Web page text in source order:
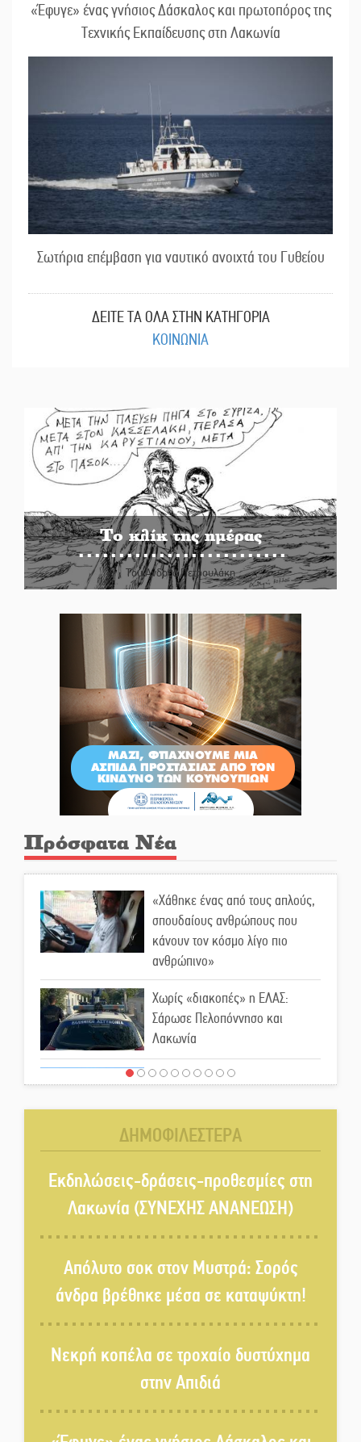
«Έφυγε» ένας γνήσιος Δάσκαλος και πρωτοπόρος της
Τεχνικής Εκπαίδευσης στη Λακωνία
Σωτήρια επέμβαση για ναυτικό ανοιχτά του Γυθείου
ΔΕΙΤΕ ΤΑ ΟΛΑ ΣΤΗΝ ΚΑΤΗΓΟΡΙΑ
ΚΟΙΝΩΝΙΑ
Το κλίκ της ημέρας
Του Ανδρέα Πετρουλάκη
Πρόσφατα Νέα
«Χάθηκε ένας από τους απλούς,
σπουδαίους ανθρώπους που
κάνουν τον κόσμο λίγο πιο
ανθρώπινο»
Χωρίς «διακοπές» η ΕΛΑΣ:
Σάρωσε Πελοπόννησο και
Λακωνία
«Έφυγε» ένας γνήσιος Δάσκαλος
«Κλειστά» ανοιχτά προαύλια
στον Δ. Σπάρτης;
Δεκαπενταύγουστος στην
Πετρίνα: Αντάμωμα με μουσική,
χορό και παράδοση
Ταϊβάν: Στη βάση τους τα
παγκόσμια Σπαρτιατόπουλα
ΔΗΜΟΦΙΛΕΣΤΕΡΑ
Εκδηλώσεις-δράσεις-προθεσμίες στη
Λακωνία (ΣΥΝΕΧΗΣ ΑΝΑΝΕΩΣΗ)
Απόλυτο σοκ στον Μυστρά: Σορός
άνδρα βρέθηκε μέσα σε καταψύκτη!
Νεκρή κοπέλα σε τροχαίο δυστύχημα
στην Απιδιά